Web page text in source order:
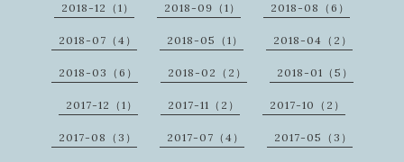
2018-12（1） 2018-09（1） 2018-08（6）
2018-07（4） 2018-05（1） 2018-04（2）
2018-03（6） 2018-02（2） 2018-01（5）
2017-12（1） 2017-11（2） 2017-10（2）
2017-08（3） 2017-07（4） 2017-05（3）